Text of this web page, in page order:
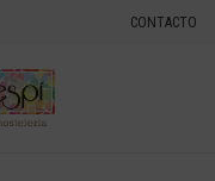
CONTACTO